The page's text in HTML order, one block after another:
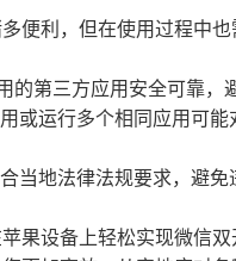
便利，但在使用过程中
的第三方应用安全可靠，
或运行多个相同应用可
当地法律法规要求，避免
果设备上轻松实现微信